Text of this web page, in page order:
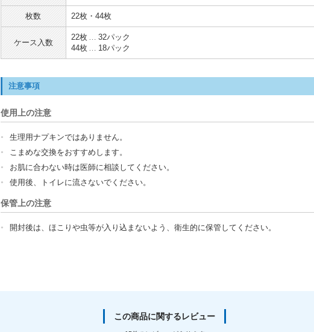
枚数 22枚・44枚
ケース入数
22枚
32パック
44枚
18パック
注意事項
使用上の注意
生理用ナプキンではありません。
こまめな交換をおすすめします。
お肌に合わない時は医師に相談してください。
使用後、トイレに流さないでください。
保管上の注意
開封後は、ほこりや虫等が入り込まないよう、衛生的に保管してください。